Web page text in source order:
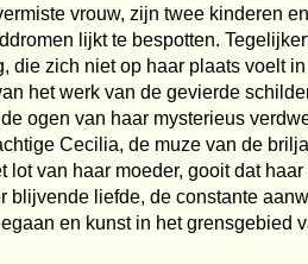
vrouw, zijn twee kinderen
lijkt te bespotten.
die zich niet op haar plaats voelt
het werk van de gevierde
ogen van haar mysterieus
Cecilia, de muze van de
van haar moeder, gooit dat
blijvende liefde, de constante
en kunst in het grensgebied